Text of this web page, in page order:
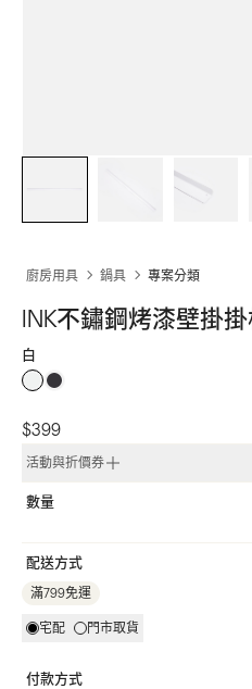
廚房用具 鍋具 專案分類
INK不鏽鋼烤漆壁掛
白
$399
活動與折價券
數量
配送方式
滿799免運
宅配 門市取貨
付款方式